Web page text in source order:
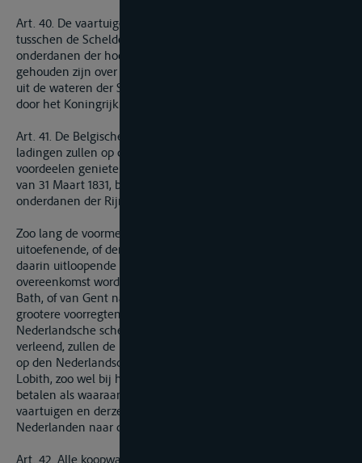
Art. 40. De vaartuigen gebruikt wordende tot de scheepvaart
tusschen de Schelde en den Rijn, en toebehoorende aan
onderdanen der hooge contracterende partijen, zullen niet
gehouden zijn over te laden of last te breken, bij het overgaan
uit de wateren der Schelde in die van den Rijn en vice versa
door het Koningrijk der Nederlanden.
Art. 41. De Belgische vaartuigen mitsgaders derzelver
ladingen zullen op den Nederlandschen Rijn alle regten en
voordeelen genieten, welke bij de overeenkomst van Mentz,
van 31 Maart 1831, bedongen zijn ten behoeve van de
onderdanen der Rijnoeverstaten in het algemeen.
Zoo lang de voormelde vaartuigen, gezegde scheepvaart
uitoefenende, of derzelver ladingen, noch op den Rijn, en de
daarin uitloopende wateren, welke door dezelfde
overeenkomst worden bestuurd, noch van Antwerpen naar
Bath, of van Gent naar het Sas van Gent, eenige andere of
grootere voorregten zullen genieten, dan die welke aan de
Nederlandsche schepen of aan derzelver ladingen zijn
verleend, zullen de Belgische schepen en derzelver ladingen
op den Nederlandschen Rijn van Gorcum of Krimpen tot aan
Lobith, zoo wel bij het op- als afvaren, slechts dezelfde regten
betalen als waaraan onderworpen zijn de Nederlandsche
vaartuigen en derzelver ladingen, welke zich uit de
Nederlanden naar den Rijn, en vice versa begeven.
Art. 42. Alle koopwaren, welke uit Belgie naar den Rijn, en